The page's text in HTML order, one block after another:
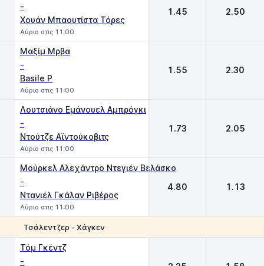
-
Χουάν Μπαουτίστα Τόρες
Αύριο στις 11:00
1.45 2.50
Μαξίμ Μρβα
-
Basile P
Αύριο στις 11:00
1.55 2.30
Λουτσιάνο Εμάνουελ Αμπρόγκι
-
Ντούτζε Αϊντούκοβιτς
Αύριο στις 11:00
1.73 2.05
Μούρκελ Αλεχάντρο Ντεγιέν Βελάσκο
-
Ντανιέλ Γκάλαν Ριβέρος
Αύριο στις 11:00
4.80 1.13
Τσάλεντζερ - Χάγκεν
Τόμ Γκέντζ
-